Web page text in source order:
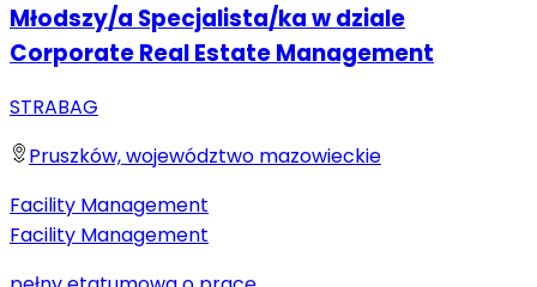
Młodszy/a Specjalista/ka w dziale
Corporate Real Estate Management
STRABAG
Pruszków, województwo mazowieckie
Facility Management
Facility Management